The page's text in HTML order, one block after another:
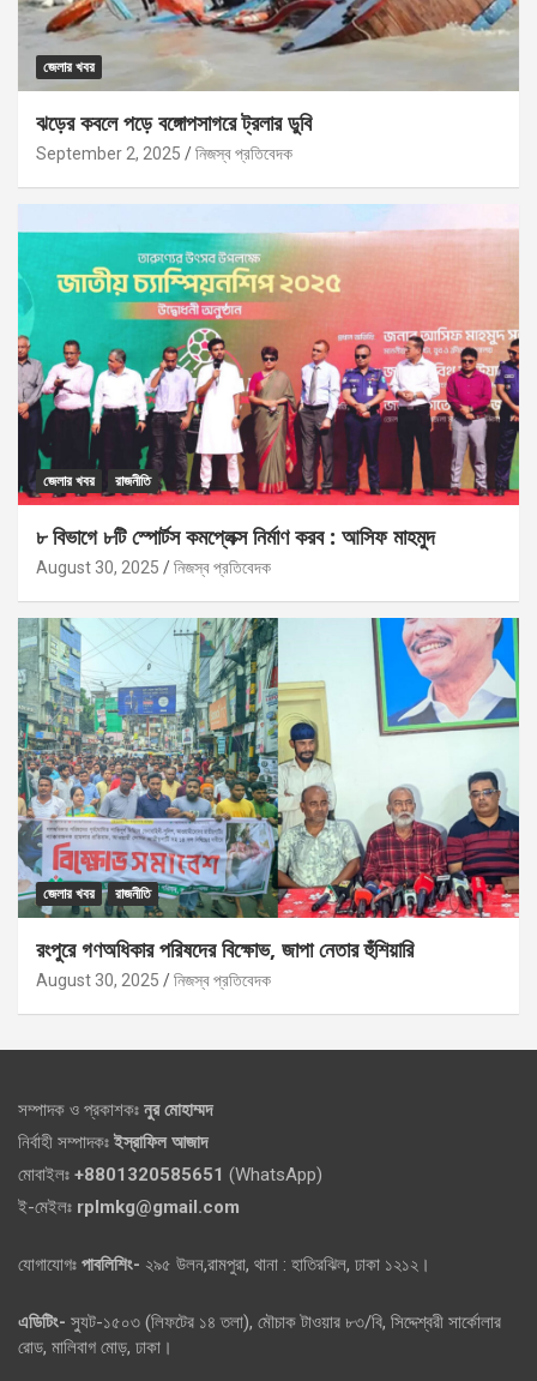
জেলার খবর
ঝড়ের কবলে পড়ে বঙ্গোপসাগরে ট্রলার ডুবি
September 2, 2025 নিজস্ব প্রতিবেদক
জেলার খবর রাজনীতি
৮ বিভাগে ৮টি স্পোর্টস কমপ্লেক্স নির্মাণ করব : আসিফ মাহমুদ
August 30, 2025 নিজস্ব প্রতিবেদক
জেলার খবর রাজনীতি
রংপুরে গণঅধিকার পরিষদের বিক্ষোভ, জাপা নেতার হুঁশিয়ারি
August 30, 2025 নিজস্ব প্রতিবেদক
সম্পাদক ও প্রকাশকঃ নুর মোহাম্মদ
নির্বাহী সম্পাদকঃ ইস্রাফিল আজাদ
মোবাইলঃ +8801320585651 (WhatsApp)
ই-মেইলঃ rplmkg@gmail.com
যোগাযোগঃ পাবলিশিং- ২৯৫ উলন,রামপুরা, থানা : হাতিরঝিল, ঢাকা ১২১২।
এডিটিং- স্যুট-১৫০৩ (লিফটের ১৪ তলা), মৌচাক টাওয়ার ৮৩/বি, সিদ্দেশ্বরী সার্কোলার
রোড, মালিবাগ মোড়, ঢাকা।